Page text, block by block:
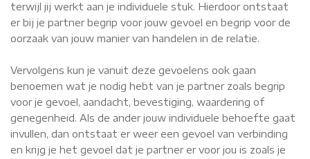
terwijl jij werkt aan je individuele stuk. Hierdoor ontstaat
er bij je partner begrip voor jouw gevoel en begrip voor de
oorzaak van jouw manier van handelen in de relatie.
Vervolgens kun je vanuit deze gevoelens ook gaan
benoemen wat je nodig hebt van je partner zoals begrip
voor je gevoel, aandacht, bevestiging, waardering of
genegenheid. Als de ander jouw individuele behoefte gaat
invullen, dan ontstaat er weer een gevoel van verbinding
en krijg je het gevoel dat je partner er voor jou is zoals je